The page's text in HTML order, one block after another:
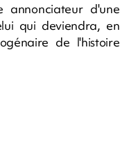
annonciateur d'une
qui deviendra, en
de l'histoire